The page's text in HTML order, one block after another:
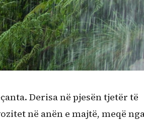
Derisa në pjesën tjetër të
në anën e majtë, meqë